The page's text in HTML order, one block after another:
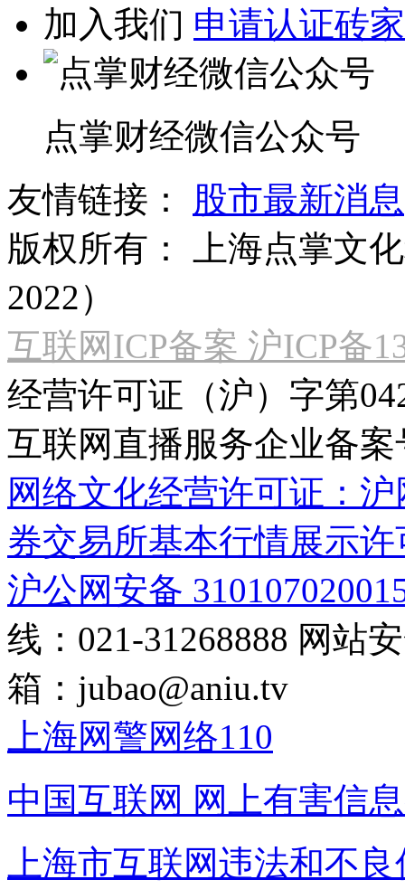
加入我们 申请认证砖家
点掌财经微信公众号
友情链接：
股市最新消息
版权所有：
上海点掌文
2022）
互联网ICP备案 沪ICP备
经营许可证（沪）字第
互联网直播服务企业备案
网络文化经营许可证：
券交易所基本行情展示许
沪公网安备
线：021-31268888 网站
箱： jubao@aniu.tv
上海网警网络110
中国互联网 网上有害信
上海市互联网违法和不